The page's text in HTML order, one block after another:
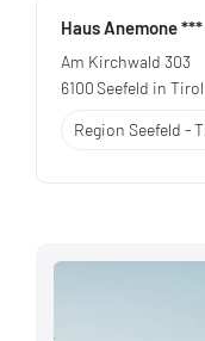
Haus Anemone ***
Am Kirchwald 303
6100Seefeld in Tirol
Region Seefeld -